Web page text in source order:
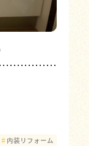
♯ 内装リフォーム